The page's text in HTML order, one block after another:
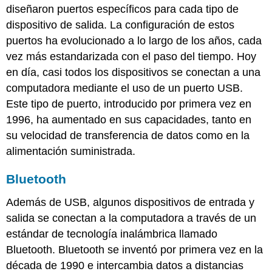
diseñaron puertos específicos para cada tipo de
dispositivo de salida. La configuración de estos
puertos ha evolucionado a lo largo de los años, cada
vez más estandarizada con el paso del tiempo. Hoy
en día, casi todos los dispositivos se conectan a una
computadora mediante el uso de un puerto USB.
Este tipo de puerto, introducido por primera vez en
1996, ha aumentado en sus capacidades, tanto en
su velocidad de transferencia de datos como en la
alimentación suministrada.
Bluetooth
Además de USB, algunos dispositivos de entrada y
salida se conectan a la computadora a través de un
estándar de tecnología inalámbrica llamado
Bluetooth. Bluetooth se inventó por primera vez en la
década de 1990 e intercambia datos a distancias